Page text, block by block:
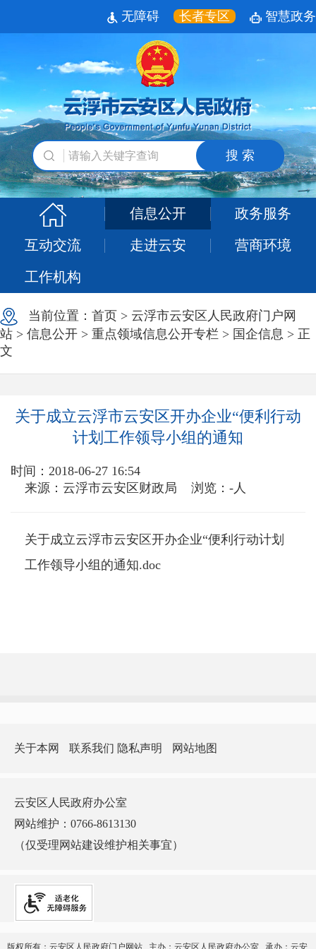
无障碍 长者专区 智慧政务
搜 索
信息公开 政务服务
互动交流 走进云安 营商环境
工作机构
当前位置： 首页 > 云浮市云安区人民政府门户网
站 > 信息公开 > 重点领域信息公开专栏 > 国企信息 > 正
文
关于成立云浮市云安区开办企业“便利行动
计划工作领导小组的通知
时间：2018-06-27 16:54
来源：云浮市云安区财政局
浏览： -人
关于成立云浮市云安区开办企业“便利行动计划
工作领导小组的通知.doc
关于本网 联系我们 隐私声明 网站地图
云安区人民政府办公室
网站维护：0766-8613130
（仅受理网站建设维护相关事宜）
版权所有：云安区人民政府门户网站 主办：云安区人民政府办公室 承办：云安